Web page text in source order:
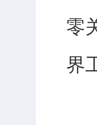
零
界